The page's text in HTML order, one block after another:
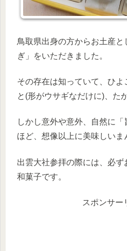
鳥取県出身の方からお土産と
ぎ」をいただきました。
その存在は知っていて、ひよ
と(形がウサギなだけに)、た
しかし意外や意外、自然に「
ほど、想像以上に美味しいま
出雲大社参拝の際には、必
和菓子です。
スポンサー